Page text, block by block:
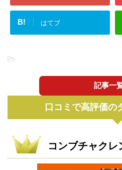
B! はてブ
-
記事一
口コミで高評価の
コンブチャクレ